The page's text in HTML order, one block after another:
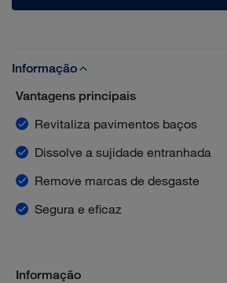
Informação
Vantagens principais
Revitaliza pavimentos baços
Dissolve a sujidade entranhada
Remove marcas de desgaste
Segura e eficaz
Informação